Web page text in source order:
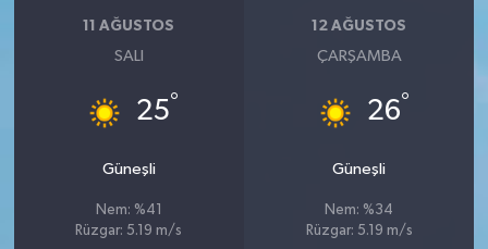
11 AĞUSTOS
SALI
25°
Güneşli
Nem: %41
Rüzgar: 5.19 m/s
12 AĞUSTOS
ÇARŞAMBA
26°
Güneşli
Nem: %34
Rüzgar: 5.19 m/s